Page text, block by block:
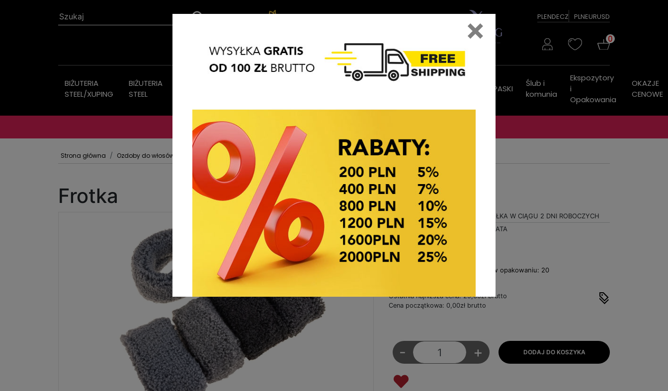
PLENDECZ PLNEURUSD
0
BIŻUTERIA
STEEL/XUPING
BIŻUTERIA
STEEL
Ozdoby
Akcesoria
PASKI
Ślub i
komunia
Ekspozytory
i
Opakowania
OKAZJE
CENOWE
OKAZJE CENOWE! OKAZJE CENOWE!
Strona główna Ozdoby do włosów Gumki frotki
Frotka
Dostępność:
WYSYŁKA W CIĄGU 2 DNI ROBOCZYCH
Symbol towaru:
PUCHATA
24,07złNetto
Za opakowanie - liczba sztuk w opakowaniu: 20
Ostatnia najniższa cena: 29,60zł brutto
Cena początkowa: 0,00zł brutto
- +
×